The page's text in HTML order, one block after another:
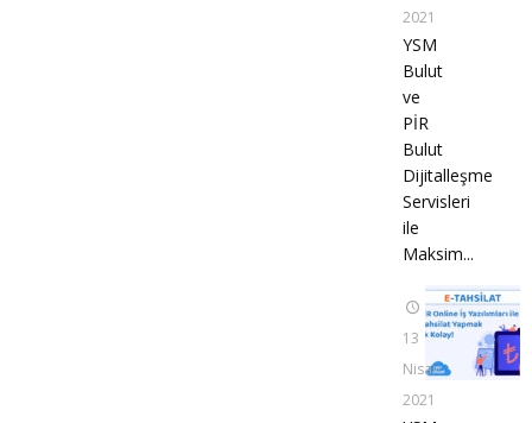
2021
YSM
Bulut
ve
PİR
Bulut
Dijitalleşme
Servisleri
ile
Maksim...
13
Nisan
2021